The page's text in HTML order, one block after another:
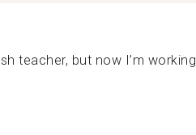
teacher, but now I’m working